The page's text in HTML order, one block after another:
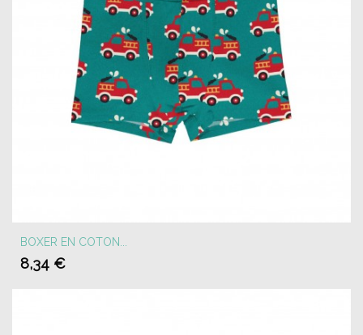
BOXER EN COTON...
8,34 €